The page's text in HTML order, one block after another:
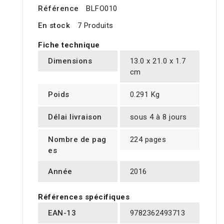
Référence
BLFO010
En stock
7 Produits
Fiche technique
Dimensions
13.0 x 21.0 x 1.7
cm
Poids 0.291 Kg
Délai livraison sous 4 à 8 jours
Nombre de pag
es
224 pages
Année 2016
Références spécifiques
EAN-13
9782362493713